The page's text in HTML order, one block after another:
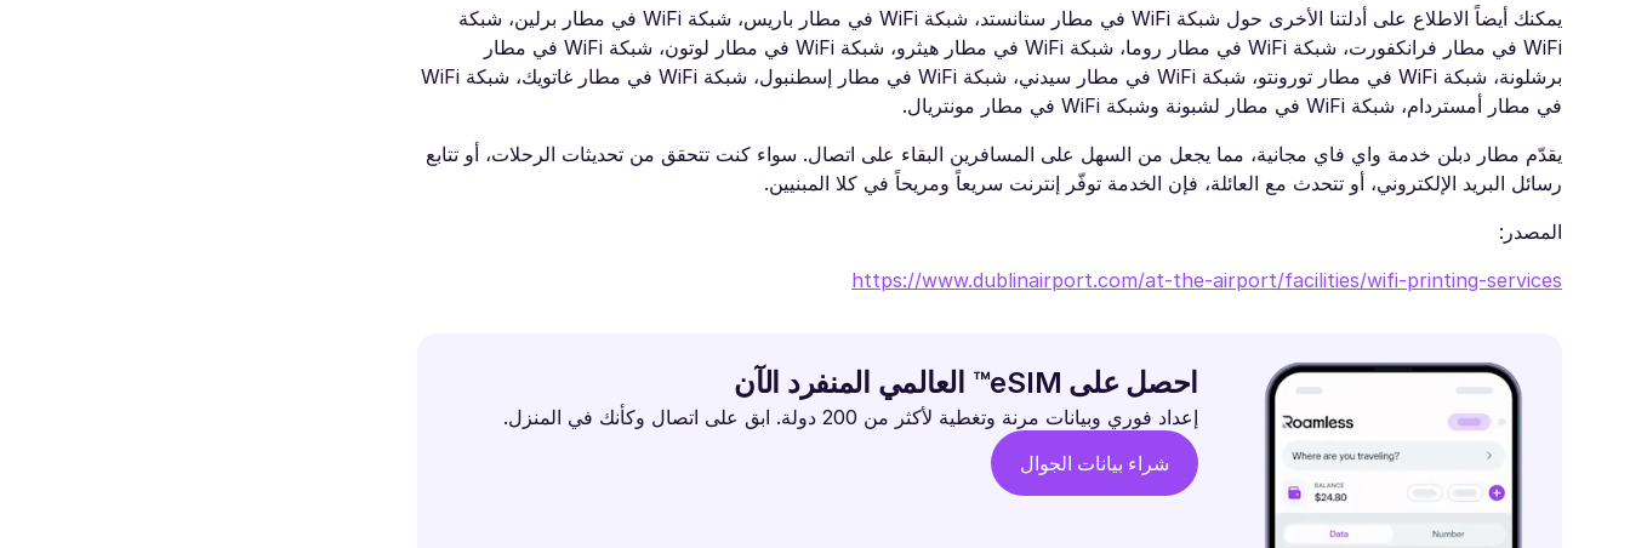
يمكنك أيضاً الاطلاع على أدلتنا الأخرى حول شبكة WiFi في مطار ستانستد، شبكة WiFi في مطار باريس، شبكة WiFi في مطار برلين، شبكة
WiFi في مطار فرانكفورت، شبكة WiFi في مطار روما، شبكة WiFi في مطار هيثرو، شبكة WiFi في مطار لوتون، شبكة WiFi في مطار
برشلونة، شبكة WiFi في مطار تورونتو، شبكة WiFi في مطار سيدني، شبكة WiFi في مطار إسطنبول، شبكة WiFi في مطار غاتويك، شبكة WiFi
في مطار أمستردام، شبكة WiFi في مطار لشبونة وشبكة WiFi في مطار مونتريال.
يقدّم مطار دبلن خدمة واي فاي مجانية، مما يجعل من السهل على المسافرين البقاء على اتصال. سواء كنت تتحقق من تحديثات الرحلات، أو تتابع
رسائل البريد الإلكتروني، أو تتحدث مع العائلة، فإن الخدمة توفّر إنترنت سريعاً ومريحاً في كلا المبنيين.
المصدر:
https://www.dublinairport.com/at-the-airport/facilities/wifi-printing-services
احصل على eSIM™ العالمي المنفرد الآن
إعداد فوري وبيانات مرنة وتغطية لأكثر من 200 دولة. ابق على اتصال وكأنك في المنزل.
شراء بيانات الجوال